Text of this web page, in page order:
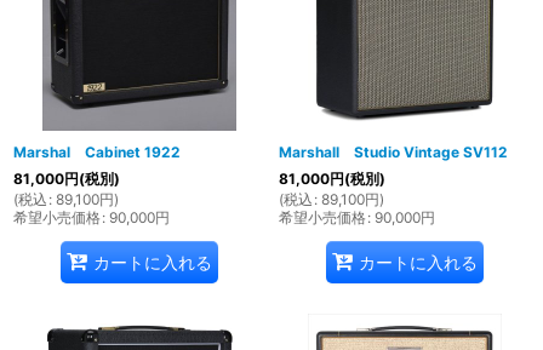
Marshal Cabinet 1922
81,000円(税別)
(税込 : 89,100円)
希望小売価格: 90,000円
カートに入れる
Marshall Studio Vintage SV112
81,000円(税別)
(税込 : 89,100円)
希望小売価格: 90,000円
カートに入れる